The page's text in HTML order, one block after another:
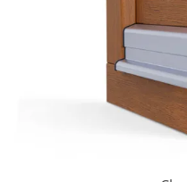
Sonnenschutz